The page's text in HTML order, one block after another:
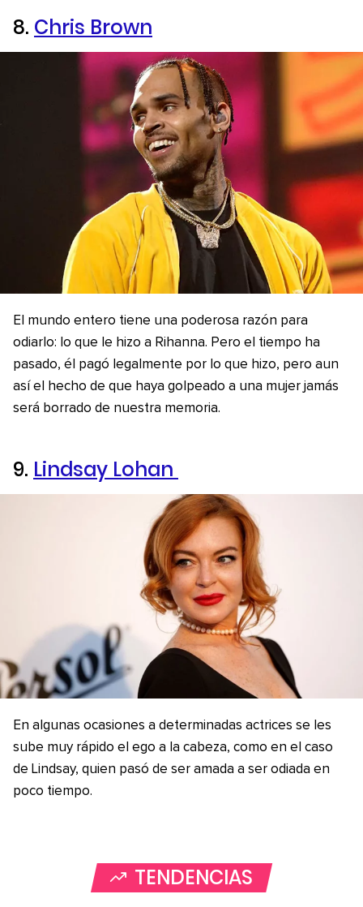
8. Chris Brown
El mundo entero tiene una poderosa razón para
odiarlo: lo que le hizo a Rihanna. Pero el tiempo ha
pasado, él pagó legalmente por lo que hizo, pero aun
así el hecho de que haya golpeado a una mujer jamás
será borrado de nuestra memoria.
9. Lindsay Lohan
En algunas ocasiones a determinadas actrices se les
sube muy rápido el ego a la cabeza, como en el caso
de Lindsay, quien pasó de ser amada a ser odiada en
poco tiempo.
TENDENCIAS